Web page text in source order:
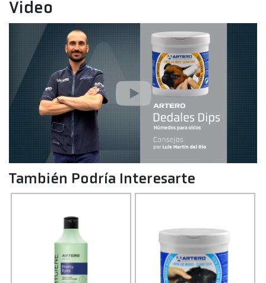
Video
También Podría Interesarte